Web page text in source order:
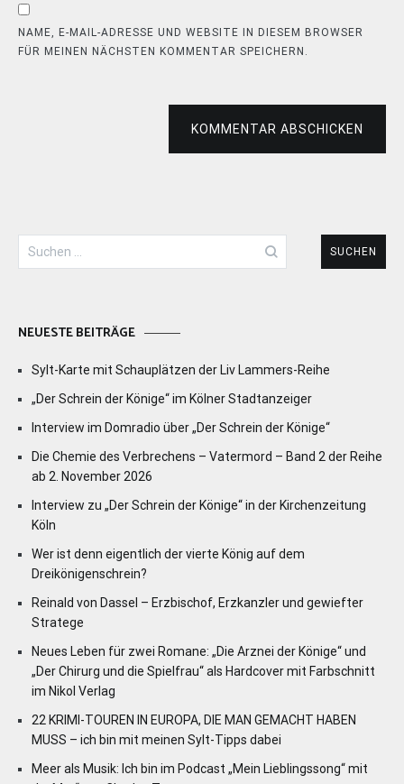
NAME, E-MAIL-ADRESSE UND WEBSITE IN DIESEM BROWSER
FÜR MEINEN NÄCHSTEN KOMMENTAR SPEICHERN.
KOMMENTAR ABSCHICKEN
Suchen
nach:
NEUESTE BEITRÄGE
Sylt-Karte mit Schauplätzen der Liv Lammers-Reihe
„Der Schrein der Könige“ im Kölner Stadtanzeiger
Interview im Domradio über „Der Schrein der Könige“
Die Chemie des Verbrechens – Vatermord – Band 2 der Reihe
ab 2. November 2026
Interview zu „Der Schrein der Könige“ in der Kirchenzeitung
Köln
Wer ist denn eigentlich der vierte König auf dem
Dreikönigenschrein?
Reinald von Dassel – Erzbischof, Erzkanzler und gewiefter
Stratege
Neues Leben für zwei Romane: „Die Arznei der Könige“ und
„Der Chirurg und die Spielfrau“ als Hardcover mit Farbschnitt
im Nikol Verlag
22 KRIMI-TOUREN IN EUROPA, DIE MAN GEMACHT HABEN
MUSS – ich bin mit meinen Sylt-Tipps dabei
Meer als Musik: Ich bin im Podcast „Mein Lieblingssong“ mit